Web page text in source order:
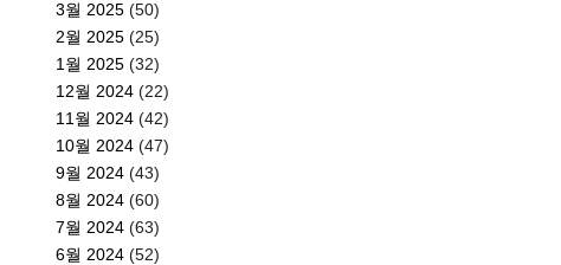
3월 2025 (50)
2월 2025 (25)
1월 2025 (32)
12월 2024 (22)
11월 2024 (42)
10월 2024 (47)
9월 2024 (43)
8월 2024 (60)
7월 2024 (63)
6월 2024 (52)